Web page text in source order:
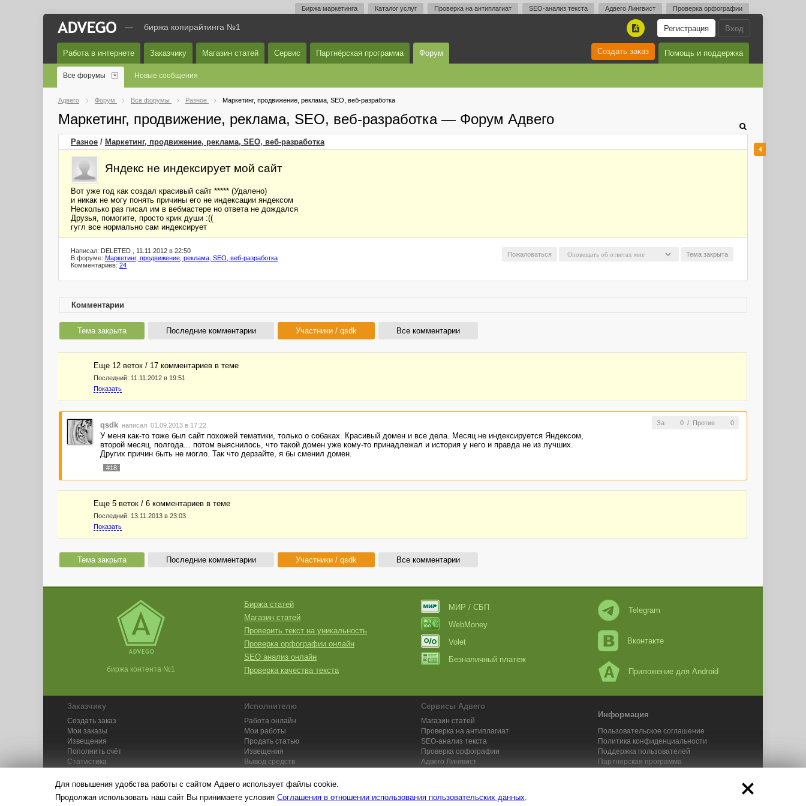
Биржа маркетинга Каталог услуг Проверка на антиплагиат SEO-анализ текста Адвего Лингвист Проверка орфографии
Вход
Регистрация
A
— биржа копирайтинга №1
Работа в интернете Заказчику Магазин статей Сервис Партнёрская программа Форум Помощь и поддержка
Создать заказ
Все форумы Новые сообщения
Адвего Форум Все форумы Разное Маркетинг, продвижение, реклама, SEO, веб-разработка
Маркетинг, продвижение, реклама, SEO, веб-разработка — Форум Адвего
Разное / Маркетинг, продвижение, реклама, SEO, веб-разработка
Яндекс не индексирует мой сайт
Вот уже год как создал красивый сайт ***** (Удалено)
и никак не могу понять причины его не индексации яндексом
Несколько раз писал им в вебмастере но ответа не дождался
Друзья, помогите, просто крик души :((
гугл все нормально сам индексирует
Тема закрыта
Пожаловаться
Написал: DELETED , 11.11.2012 в 22:50
В форуме: Маркетинг, продвижение, реклама, SEO, веб-разработка
Комментариев: 24
Комментарии
Тема закрыта Последние комментарии Участники / qsdk Все комментарии
Еще 12 веток / 17 комментариев в темe
Последний: 11.11.2012 в 19:51
Показать
За 0/ Против 0
qsdk написал 01.09.2013 в 17:22
У меня как-то тоже был сайт похожей тематики, только о собаках. Красивый домен и все дела. Месяц не индексируется Яндексом,
второй месяц, полгода... потом выяснилось, что такой домен уже кому-то принадлежал и история у него и правда не из лучших.
Других причин быть не могло. Так что дерзайте, я бы сменил домен.
#18
Еще 5 веток / 6 комментариев в темe
Последний: 13.11.2013 в 23:03
Показать
Тема закрыта Последние комментарии Участники / qsdk Все комментарии
биржа контента №1
Биржа статей
Магазин статей
Проверить текст на уникальность
Проверка орфографии онлайн
SEO анализ онлайн
Проверка качества текста
МИР / СБП
WebMoney
Volet
Безналичный платеж
Telegram
Вконтакте
Приложение для Android
Заказчику
Создать заказ
Мои заказы
Извещения
Пополнить счёт
Статистика
Исполнителю
Работа онлайн
Мои работы
Продать статью
Извещения
Вывод средств
Сервисы Адвего
Магазин статей
Проверка на антиплагиат
SEO-анализ текста
Проверка орфографии
Адвего Лингвист
Информация
Пользовательское соглашение
Политика конфиденциальности
Поддержка пользователей
Партнерская программа
Для повышения удобства работы с сайтом Адвего использует файлы cookie.
Продолжая использовать наш сайт Вы принимаете условия Соглашения в отношении использования пользовательских данных